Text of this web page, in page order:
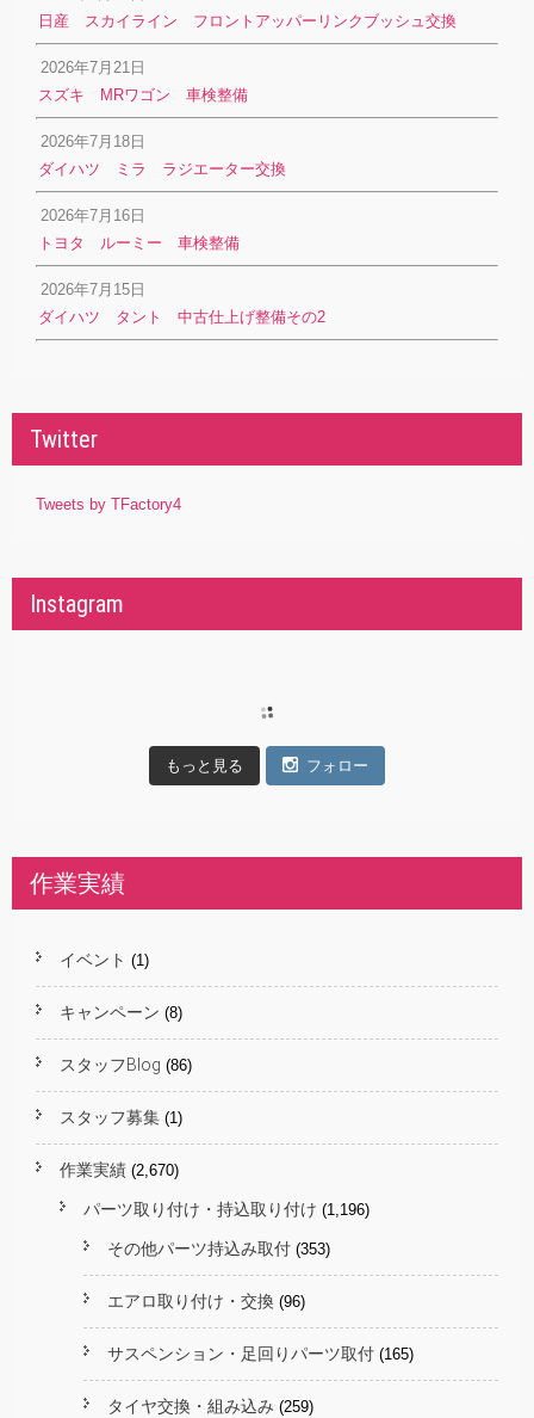
日産 スカイライン フロントアッパーリンクブッシュ交換
2026年7月21日
スズキ MRワゴン 車検整備
2026年7月18日
ダイハツ ミラ ラジエーター交換
2026年7月16日
トヨタ ルーミー 車検整備
2026年7月15日
ダイハツ タント 中古仕上げ整備その2
Twitter
Tweets by TFactory4
Instagram
もっと見る フォロー
作業実績
イベント (1)
キャンペーン (8)
スタッフBlog (86)
スタッフ募集 (1)
作業実績 (2,670)
パーツ取り付け・持込取り付け (1,196)
その他パーツ持込み取付 (353)
エアロ取り付け・交換 (96)
サスペンション・足回りパーツ取付 (165)
タイヤ交換・組み込み (259)